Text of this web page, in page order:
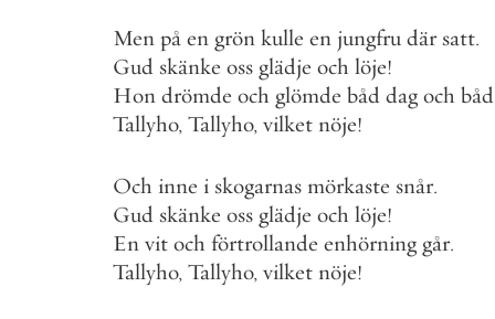
Men på en grön kulle en jungfru där satt.
Gud skänke oss glädje och löje!
Hon drömde och glömde båd dag och båd
Tallyho, Tallyho, vilket nöje!
Och inne i skogarnas mörkaste snår.
Gud skänke oss glädje och löje!
En vit och förtrollande enhörning går.
Tallyho, Tallyho, vilket nöje!